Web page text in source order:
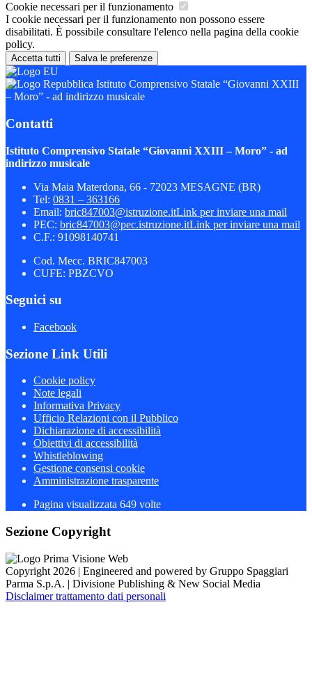
Cookie necessari per il funzionamento
I cookie necessari per il funzionamento non possono essere
disabilitati. È possibile consultare l'elenco nella pagina della cookie
policy.
Accetta tutti Salva le preferenze
Istituto Comprensivo Statale “Giovanni XXIII
– Moro” - ad indirizzo musicale
Contatti
Istituto Comprensivo Statale “Giovanni XXIII – Moro” - ad
indirizzo musicale
Via Maia Materdona, 66 - 72023 MESAGNE (BR)
Tel: 0831 – 363166
Email: bric847003@istruzione.itLink per inviare una mail
PEC: bric847003@pec.istruzione.itLink per inviare una mail
C.F.: 91098140741
Cod. Mecc. BRIC847003
CUFE: PBZCVO
Seguici su
Facebook
Sezione Link Utili
Cookie policy
Note legali
Informativa Privacy
Ufficio Relazioni con il Pubblico
Dichiarazione di accessibilità
Obiettivi di accessibilità
Whistleblowing
Gestione consensi cookie
Amministrazione trasparente
Pagina visualizzata 649 volte
Sezione Copyright
Copyright 2026 | Engineered and powered by Gruppo Spaggiari
Parma S.p.A. | Divisione Publishing & New Social Media
Disclaimer trattamento dati personali